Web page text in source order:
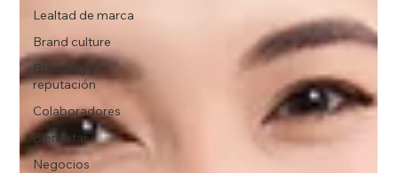
Lealtad de marca
Brand culture
Branding y
reputación
Colaboradores
Bienestar
Negocios